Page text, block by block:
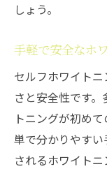
しょう。
手軽で安全なホ
セルフホワイト
さと安全性です
トニングが初め
単で分かりやす
されるホワイト